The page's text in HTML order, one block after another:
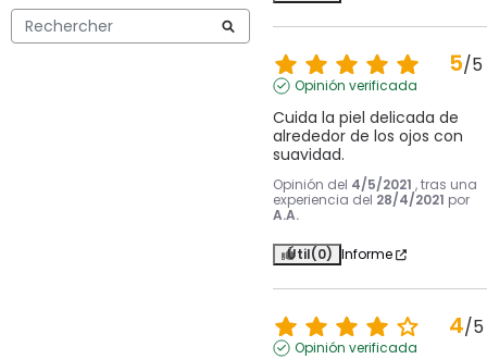
5/5
Opinión verificada
Cuida la piel delicada de
alrededor de los ojos con
suavidad.
Opinión del 4/5/2021 , tras una
experiencia del 28/4/2021 por
A.A.
Útil(0) Informe
4/5
Opinión verificada